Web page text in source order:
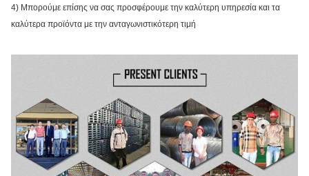
4) Μπορούμε επίσης να σας προσφέρουμε την καλύτερη υπηρεσία και τα
καλύτερα προϊόντα με την ανταγωνιστικότερη τιμή